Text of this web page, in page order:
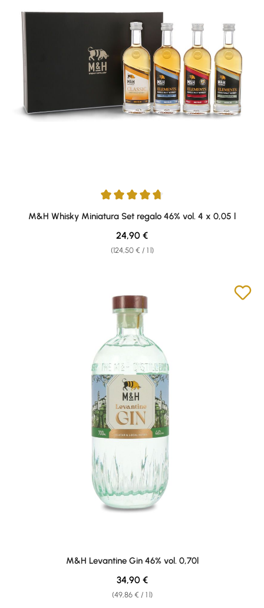
Average rating of 4.67 out of 5 stars
M&H Whisky Miniatura Set regalo 46% vol. 4 x 0,05 l
(124,50 € / 1 l)
Regular price:
24,90 €
M&H Levantine Gin 46% vol. 0,70l
(49,86 € / 1 l)
Regular price:
34,90 €